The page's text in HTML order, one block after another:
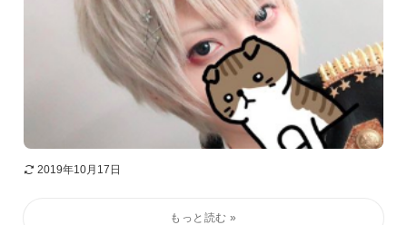
2019年10月17日